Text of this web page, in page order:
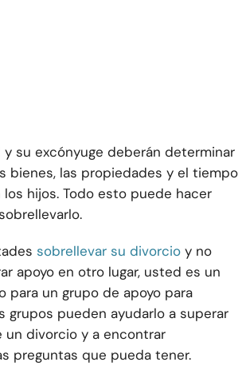
y su excónyuge deberán determinar
bienes, las propiedades y el tiempo
hijos. Todo esto puede hacer
sobrellevar su divorcio y no
apoyo en otro lugar, usted es un
para un grupo de apoyo para
grupos pueden ayudarlo a superar
un divorcio y a encontrar
preguntas que pueda tener.